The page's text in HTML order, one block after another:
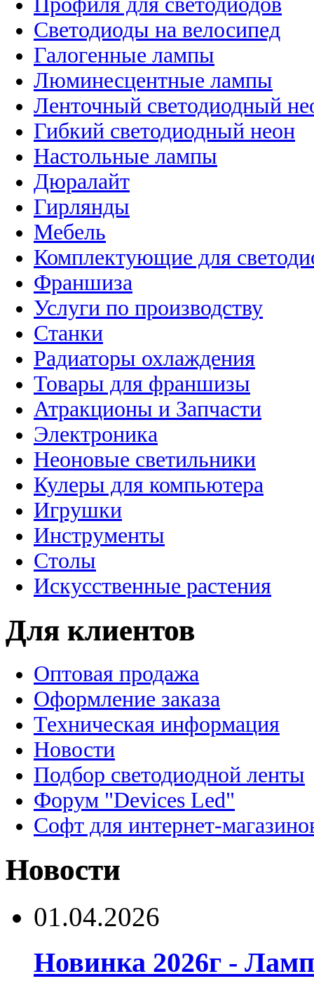
Светодиоды на велосипед
Галогенные лампы
Люминесцентные лампы
Ленточный светодиодный
Гибкий светодиодный неон
Настольные лампы
Дюралайт
Гирлянды
Мебель
Комплектующие для
Франшиза
Услуги по производству
Станки
Радиаторы охлаждения
Товары для франшизы
Атракционы и Запчасти
Электроника
Неоновые светильники
Кулеры для компьютера
Игрушки
Инструменты
Столы
Искусственные растения
Для клиентов
Оптовая продажа
Оформление заказа
Техническая информация
Новости
Подбор светодиодной ленты
Форум "Devices Led"
Софт для интернет-
Новости
01.04.2026
Новинка 2026г -